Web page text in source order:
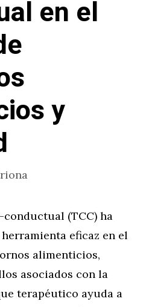
en el
y
(TCC) ha
eficaz en el
alimenticios,
asociados con la
terapéutico ayuda a